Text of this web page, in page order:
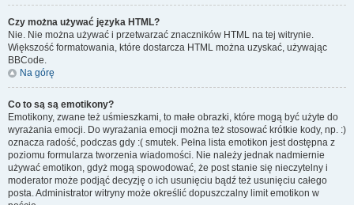
Czy można używać języka HTML?
Nie. Nie można używać i przetwarzać znaczników HTML na tej witrynie.
Większość formatowania, które dostarcza HTML można uzyskać, używając
BBCode.
Na górę
Co to są są emotikony?
Emotikony, zwane też uśmieszkami, to małe obrazki, które mogą być użyte do
wyrażania emocji. Do wyrażania emocji można też stosować krótkie kody, np. :)
oznacza radość, podczas gdy :( smutek. Pełna lista emotikon jest dostępna z
poziomu formularza tworzenia wiadomości. Nie należy jednak nadmiernie
używać emotikon, gdyż mogą spowodować, że post stanie się nieczytelny i
moderator może podjąć decyzję o ich usunięciu bądź też usunięciu całego
posta. Administrator witryny może określić dopuszczalny limit emotikon w